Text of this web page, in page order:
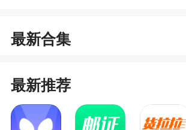
1：优化抠图，优化相机
2：优化各种小工具的使用体验
最新合集
最新推荐